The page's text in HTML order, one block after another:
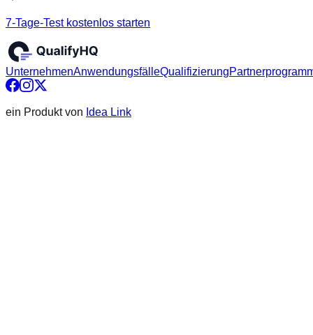
7-Tage-Test kostenlos starten
UnternehmenAnwendungsfälleQualifizierung
ein Produkt von Idea Link